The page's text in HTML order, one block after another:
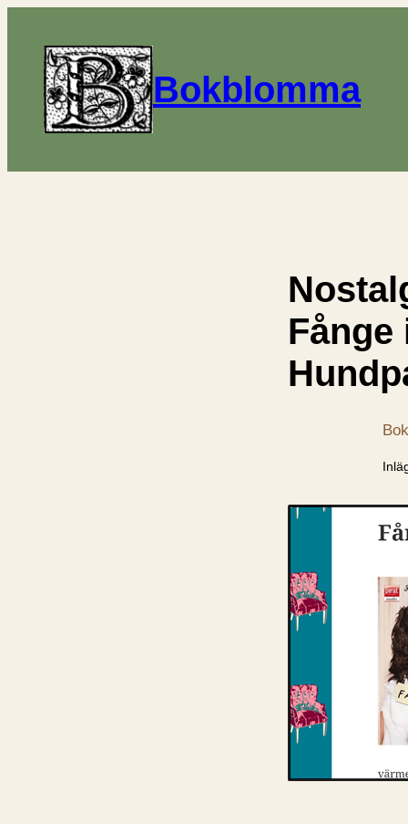
Bokblomma
Fånge